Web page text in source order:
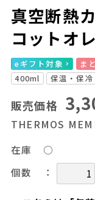
真空断熱
コットオ
eギフト対象 ま
400ml
保温・保冷
販売価格
THERMOS
在庫
○
個数
：